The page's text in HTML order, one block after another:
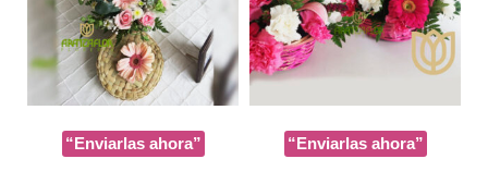
“Enviarlas ahora” “Enviarlas ahora”